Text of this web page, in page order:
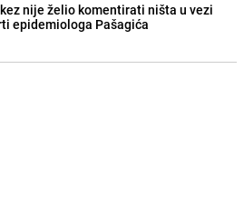
nije želio komentirati ništa u vezi
epidemiologa Pašagića